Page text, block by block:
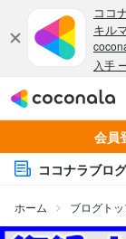
会員
ココナラブログ
ホーム ブログト